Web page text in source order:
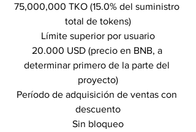
75,000,000 TKO (15.0% del suministro
total de tokens)
Límite superior por usuario
20.000 USD (precio en BNB, a
determinar primero de la parte del
proyecto)
Período de adquisición de ventas con
descuento
Sin bloqueo